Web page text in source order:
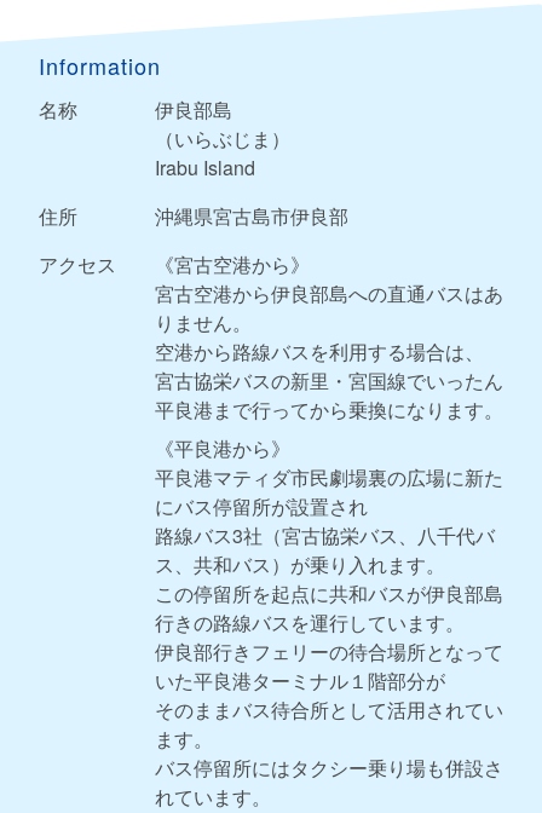
Information
名称
伊良部島
（いらぶじま）
Irabu Island
住所
沖縄県宮古島市伊良部
アクセス
《宮古空港から》
宮古空港から伊良部島への直通バスはあ
りません。
空港から路線バスを利用する場合は、
宮古協栄バスの新里・宮国線でいったん
平良港まで行ってから乗換になります。
《平良港から》
平良港マティダ市民劇場裏の広場に新た
にバス停留所が設置され
路線バス3社（宮古協栄バス、八千代バ
ス、共和バス）が乗り入れます。
この停留所を起点に共和バスが伊良部島
行きの路線バスを運行しています。
伊良部行きフェリーの待合場所となって
いた平良港ターミナル１階部分が
そのままバス待合所として活用されてい
ます。
バス停留所にはタクシー乗り場も併設さ
れています。